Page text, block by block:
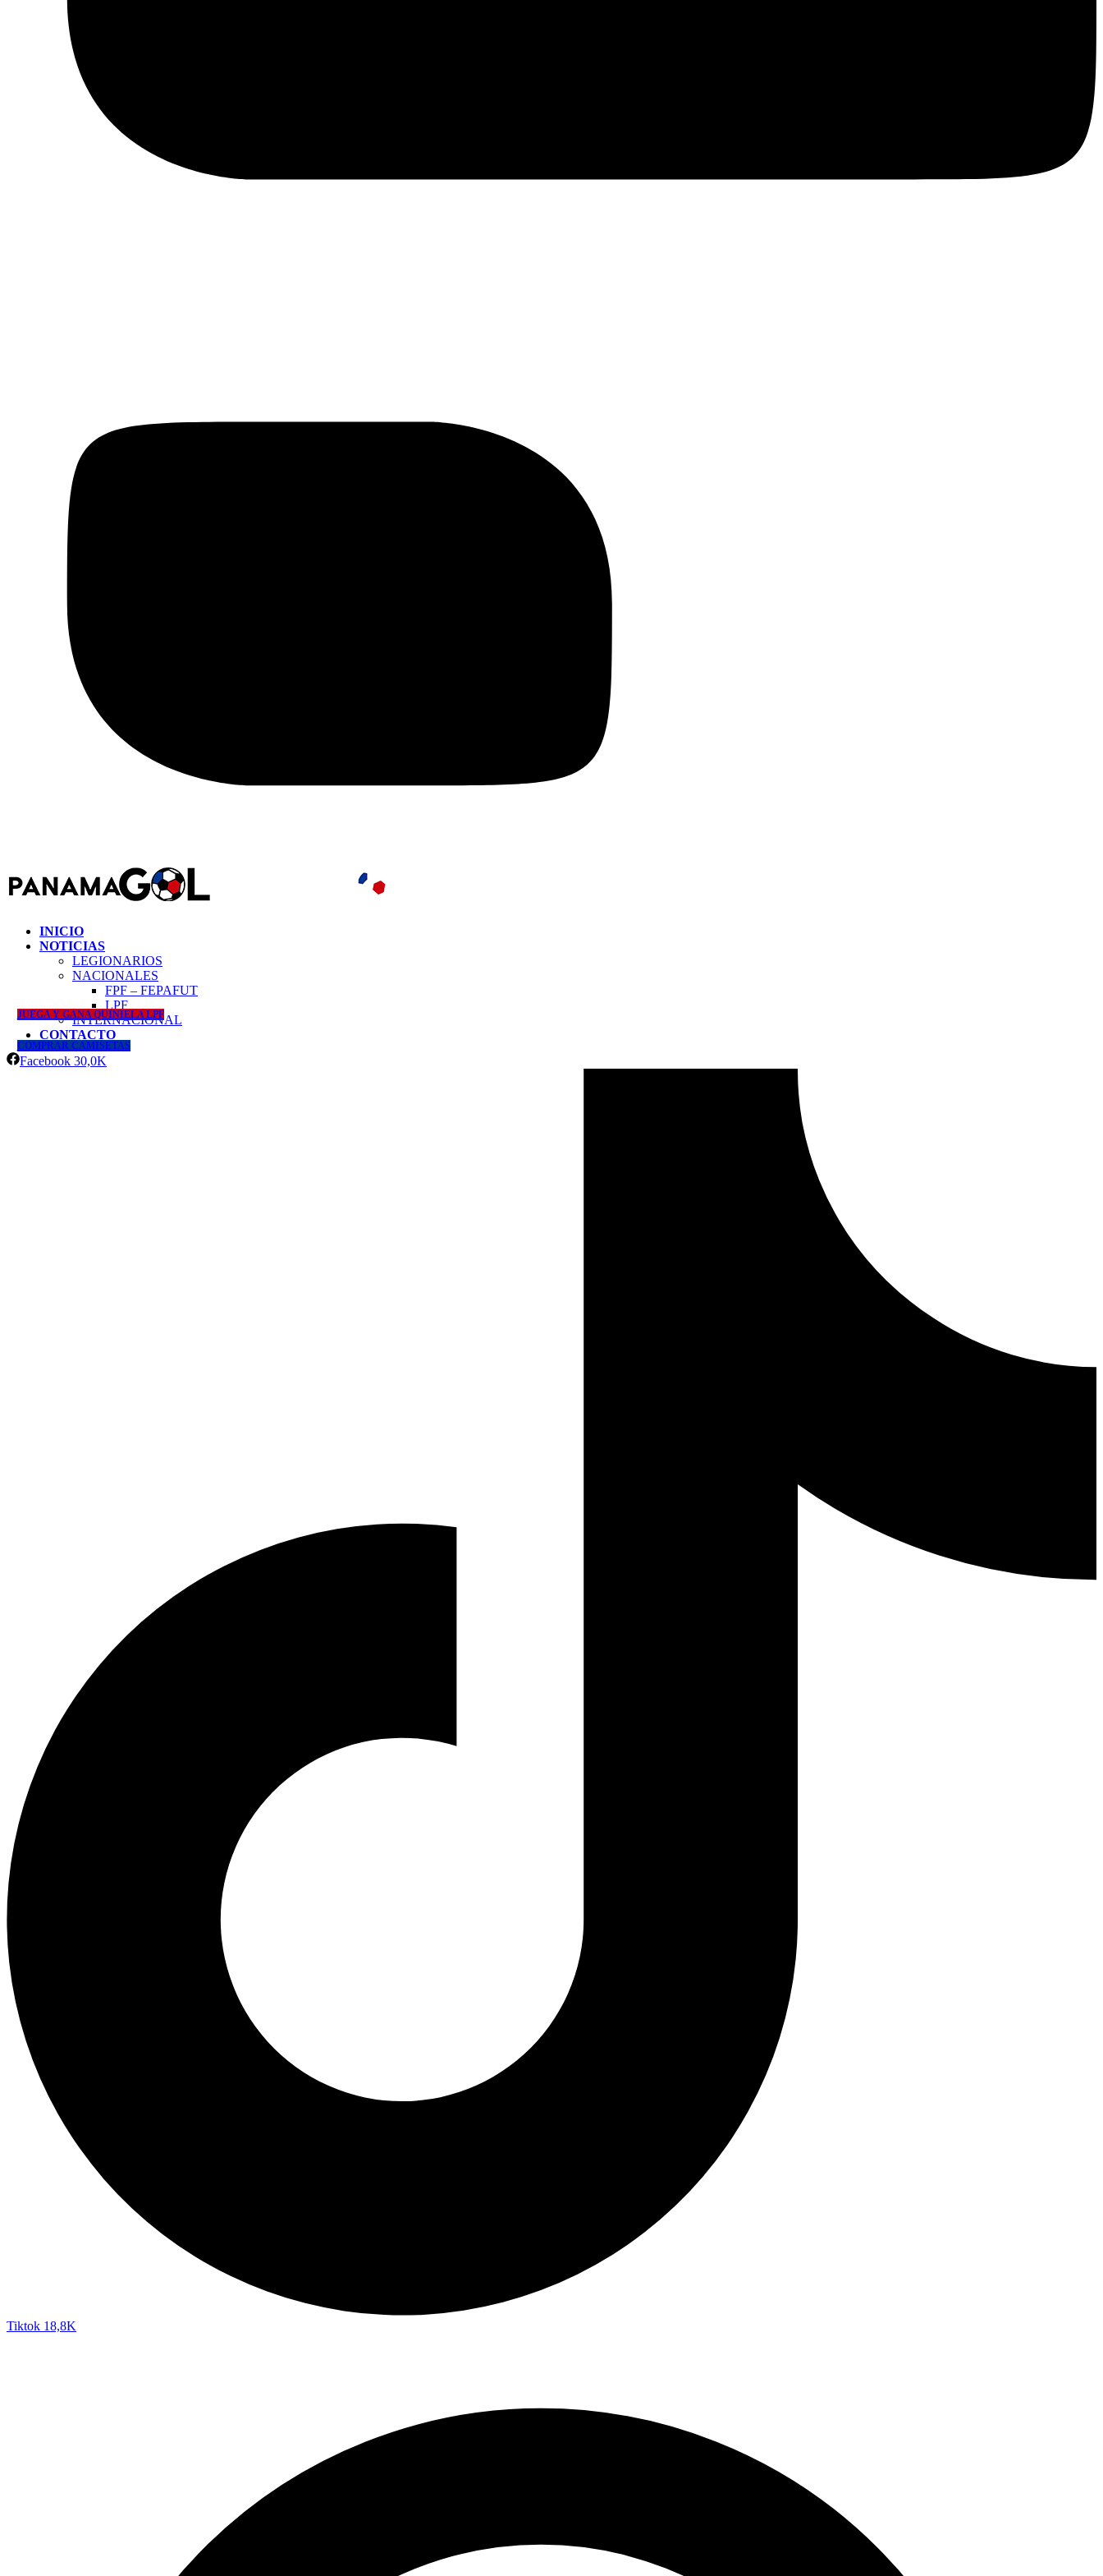
INICIO
NOTICIAS
LEGIONARIOS
NACIONALES
FPF – FEPAFUT
LPF
INTERNACIONAL
CONTACTO
JUEGA Y GANA QUINIELA LPF
COMPRAR CAMISETAS
Facebook 30,0K
Tiktok 18,8K